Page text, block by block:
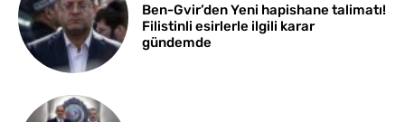
Ben-Gvir’den Yeni hapishane talimatı!
Filistinli esirlerle ilgili karar
gündemde